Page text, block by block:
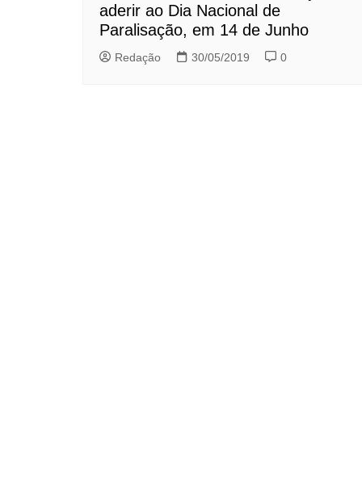
aderir ao Dia Nacional de
Paralisação, em 14 de Junho
Redação 30/05/2019 0